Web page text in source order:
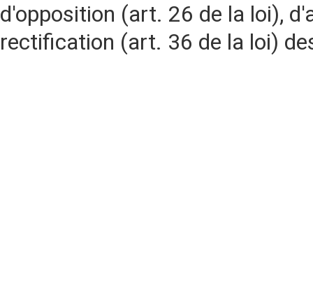
d'opposition (art. 26 de la loi),
rectification (art. 36 de la loi)